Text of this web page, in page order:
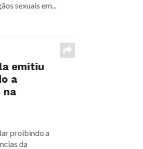
sexuais em...
emitiu
a
na
proibindo a
da